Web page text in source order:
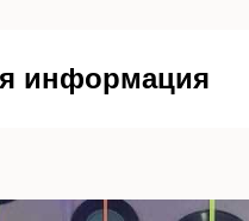
информация